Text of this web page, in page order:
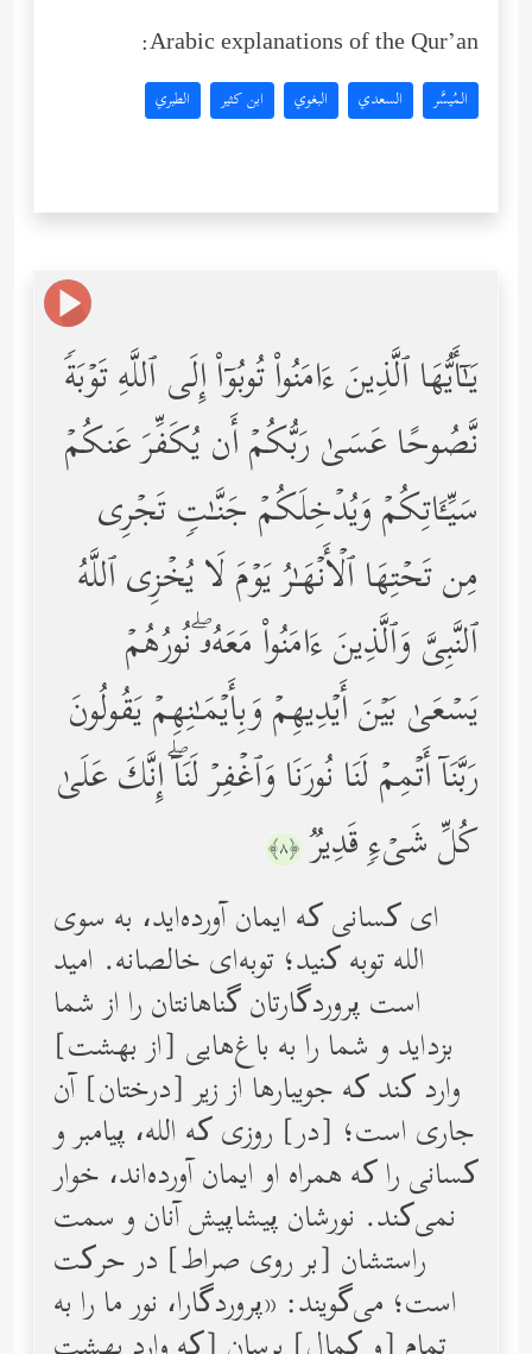
Arabic explanations of the Qur’an:
المُيسَّر السعدي البغوي ابن كثير الطبري
یَـٰۤأَیُّهَا ٱلَّذِینَ ءَامَنُواْ تُوبُوۤاْ إِلَى ٱللَّهِ تَوۡبَةࣰ
نَّصُوحًا عَسَىٰ رَبُّكُمۡ أَن یُكَفِّرَ عَنكُمۡ
سَیِّـَٔاتِكُمۡ وَیُدۡخِلَكُمۡ جَنَّـٰتࣲ تَجۡرِی
مِن تَحۡتِهَا ٱلۡأَنۡهَـٰرُ یَوۡمَ لَا یُخۡزِی ٱللَّهُ
ٱلنَّبِیَّ وَٱلَّذِینَ ءَامَنُواْ مَعَهُۥۖ نُورُهُمۡ
یَسۡعَىٰ بَیۡنَ أَیۡدِیهِمۡ وَبِأَیۡمَـٰنِهِمۡ یَقُولُونَ
رَبَّنَاۤ أَتۡمِمۡ لَنَا نُورَنَا وَٱغۡفِرۡ لَنَاۤۖ إِنَّكَ عَلَىٰ
كُلِّ شَیۡءࣲ قَدِیرࣱ ﴿٨﴾
ای کسانی ‌که ایمان آورده‌اید، به سوی
الله توبه کنید؛ توبه‌ای خالصانه. امید
است پروردگارتان گناهانتان را از شما
بزداید و شما را به باغ‌هایی [از بهشت]
وارد کند که جویبارها از زیر [درختان] آن
جاری است؛ [در] روزی‌ که الله، پیامبر و
کسانی را که همراه او ایمان آورده‌اند، خوار
نمی‌کند. نورشان پیشاپیش آنان و سمت
راستشان [بر روی صراط] در حرکت
است؛ می‌گویند: «پروردگارا، نور ما را به